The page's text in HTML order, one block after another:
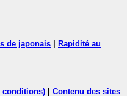
de japonais
Rapidité au
conditions) Contenu des sites